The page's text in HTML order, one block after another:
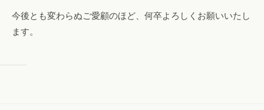
今後とも変わらぬご愛顧のほど、何卒よろしくお願いいたし
ます。